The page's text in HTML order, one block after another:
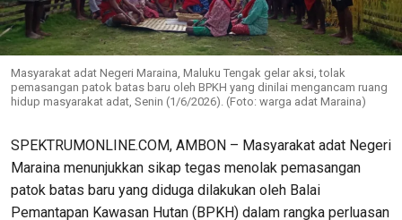
Masyarakat adat Negeri Maraina, Maluku Tengak gelar aksi, tolak
pemasangan patok batas baru oleh BPKH yang dinilai mengancam ruang
hidup masyarakat adat, Senin (1/6/2026). (Foto: warga adat Maraina)
SPEKTRUMONLINE.COM, AMBON – Masyarakat adat Negeri
Maraina menunjukkan sikap tegas menolak pemasangan
patok batas baru yang diduga dilakukan oleh Balai
Pemantapan Kawasan Hutan (BPKH) dalam rangka perluasan